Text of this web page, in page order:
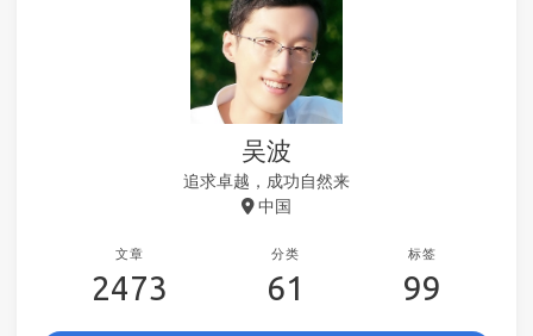
吴波
追求卓越，成功自然来
中国
文章
2473
分类
61
标签
99